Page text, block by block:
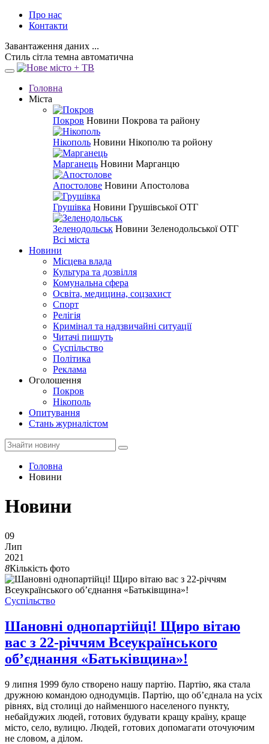
Про нас
Контакти
Завантаження даних ...
Стиль сітла темна автоматична
Головна
Міста
Покров Новини Покрова та району
Нікополь Новини Нікополю та ройону
Марганець Новини Марганцю
Апостолове Новини Апостолова
Грушівка Новини Грушівської ОТГ
Зеленодольськ Новини Зеленодольської ОТГ
Всі міста
Новини
Місцева влада
Культура та дозвілля
Комунальна сфера
Освіта, медицина, соцзахист
Спорт
Релігія
Кримінал та надзвичайні ситуації
Читачі пишуть
Суспільство
Політика
Реклама
Оголошення
Покров
Нікополь
Опитування
Стань журналістом
Головна
Новини
Новини
09
Лип
2021
8Кількість фото
Суспільство
Шановні однопартійці! Щиро вітаю
вас з 22-річчям Всеукраїнського
об’єднання «Батьківщина»!
9 липня 1999 було створено нашу партію. Партію, яка стала
дружною командою однодумців. Партію, що об’єднала на усіх
рівнях, від столиці до найменшого населеного пункту,
небайдужих людей, готових будувати кращу країну, краще
місто, село, вулицю. Людей, готових допомагати оточуючим
не словом, а ділом.